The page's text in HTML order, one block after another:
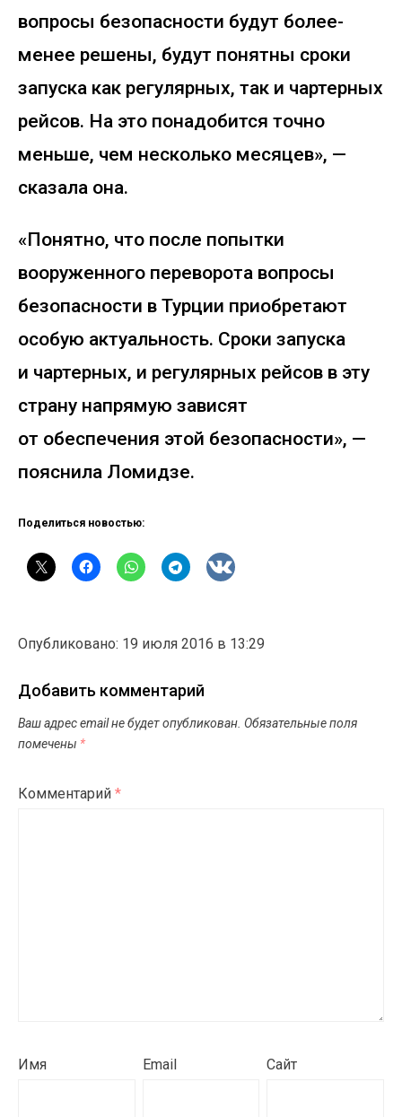
вопросы безопасности будут более-
менее решены, будут понятны сроки
запуска как регулярных, так и чартерных
рейсов. На это понадобится точно
меньше, чем несколько месяцев», —
сказала она.
«Понятно, что после попытки
вооруженного переворота вопросы
безопасности в Турции приобретают
особую актуальность. Сроки запуска
и чартерных, и регулярных рейсов в эту
страну напрямую зависят
от обеспечения этой безопасности», —
пояснила Ломидзе.
Поделиться новостью:
Опубликовано: 19 июля 2016 в 13:29
Добавить комментарий
Ваш адрес email не будет опубликован. Обязательные поля
помечены *
Комментарий *
Имя Email Сайт